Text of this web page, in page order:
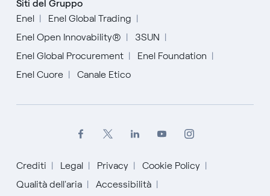
Siti del Gruppo
Enel
Enel Global Trading
Enel Open Innovability®
3SUN
Enel Global Procurement
Enel Foundation
Enel Cuore
Canale Etico
Crediti Legal Privacy
Cookie Policy
Qualità dell'aria
Accessibilità